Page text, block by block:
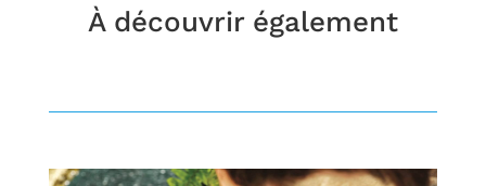
À découvrir également